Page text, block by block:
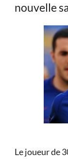
nouvelle
Le joueur de